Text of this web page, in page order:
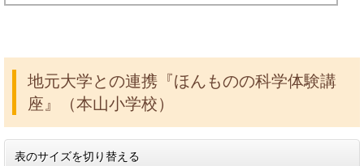
地元大学との連携『ほんものの科学体験講
座』（本山小学校）
表のサイズを切り替える